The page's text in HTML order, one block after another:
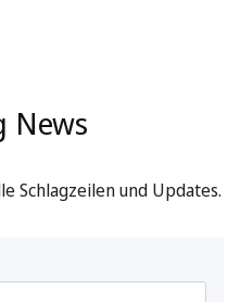
News
Schlagzeilen und Updates.